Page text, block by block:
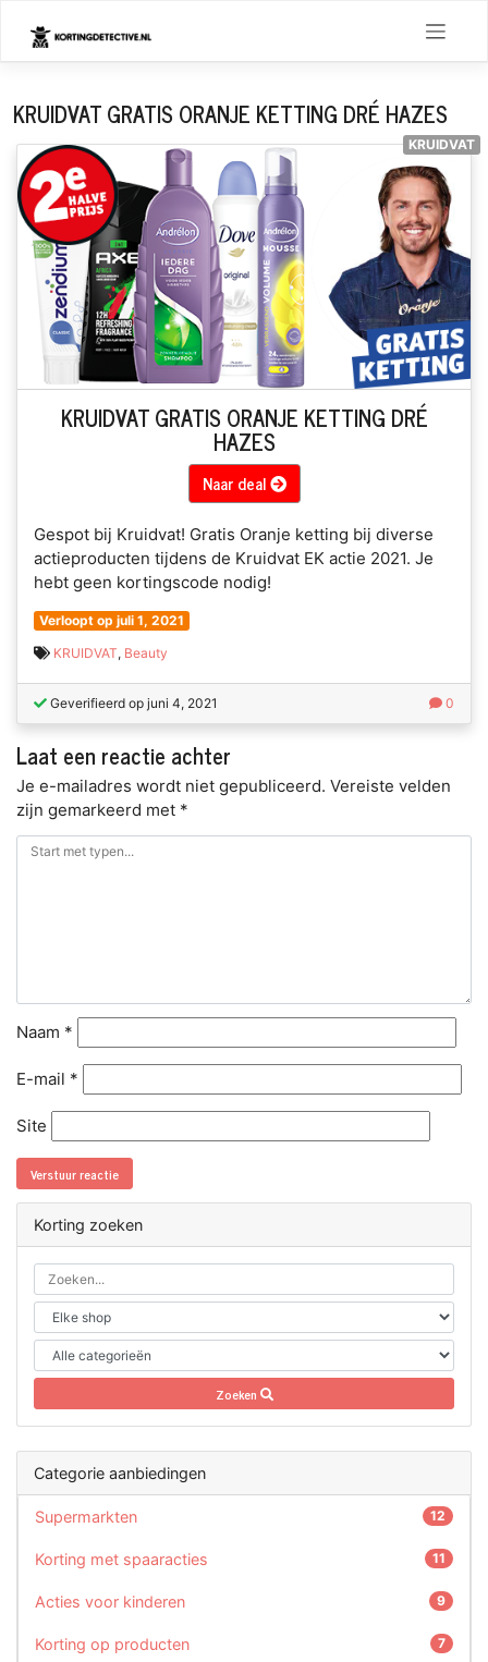
content
KRUIDVAT GRATIS ORANJE KETTING DRÉ HAZES
KRUIDVAT
KRUIDVAT GRATIS ORANJE KETTING DRÉ
HAZES
Naar deal
Gespot bij Kruidvat! Gratis Oranje ketting bij diverse
actieproducten tijdens de Kruidvat EK actie 2021. Je
hebt geen kortingscode nodig!
Verloopt op juli 1, 2021
KRUIDVAT, Beauty
Geverifieerd op juni 4, 2021 0
Laat een reactie achter
Je e-mailadres wordt niet gepubliceerd. Vereiste velden
zijn gemarkeerd met *
Naam *
E-mail *
Site
Korting zoeken
Zoeken
Categorie aanbiedingen
Supermarkten 12
Korting met spaaracties 11
Acties voor kinderen 9
Korting op producten 7